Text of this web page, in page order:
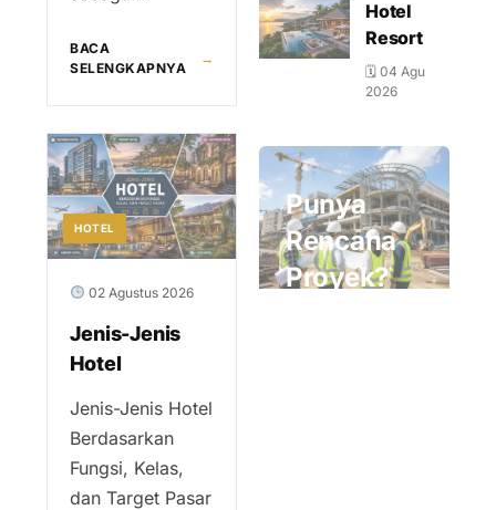
BACA
SELENGKAPNYA
→
HOTEL
02 Agustus 2026
Jenis-Jenis
Hotel
Jenis-Jenis Hotel
Berdasarkan
Fungsi, Kelas,
dan Target Pasar
Hotel
Resort
🗓 04 Agu
2026
Punya
Rencana
Proyek?